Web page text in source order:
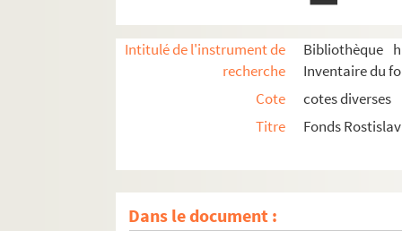
Intitulé de l'instrument de
recherche
Bibliothèque
Inventaire du
Cote
cotes diverses
Titre
Fonds
Dans le document :